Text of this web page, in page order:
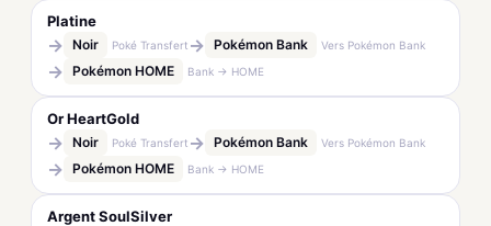
Platine
→ Noir Poké Transfert → Pokémon Bank Vers Pokémon Bank
→ Pokémon HOME Bank → HOME
Or HeartGold
→ Noir Poké Transfert → Pokémon Bank Vers Pokémon Bank
→ Pokémon HOME Bank → HOME
Argent SoulSilver